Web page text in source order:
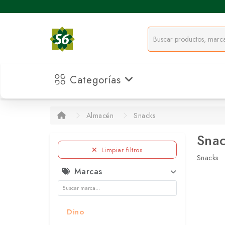
Categorías
Almacén Snacks
Limpiar filtros
Marcas
Dino
Snacks